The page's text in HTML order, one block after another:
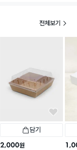
전체보기
담기
2,000원